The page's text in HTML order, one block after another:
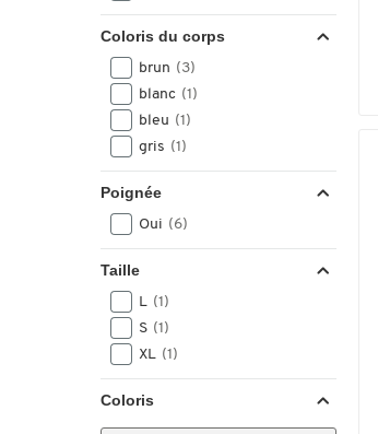
Coloris du corps
brun (3)
blanc (1)
bleu (1)
gris (1)
Poignée
Oui (6)
Taille
L (1)
S (1)
XL (1)
Coloris